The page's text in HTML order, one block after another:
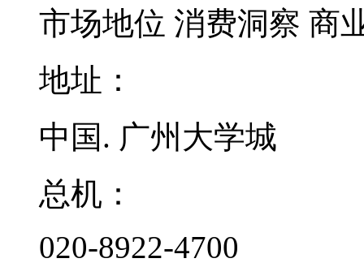
市场地位 消费洞察 商
地址：
中国. 广州大学城
总机：
020-8922-4700